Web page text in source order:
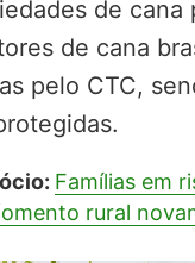
de cana
de cana
pelo CTC,
Famílias em
rural